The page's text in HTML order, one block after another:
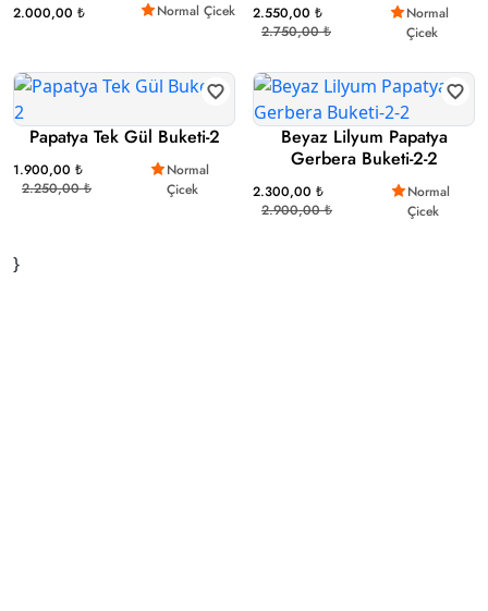
2.000,00 ₺ Normal Çicek
2.550,00 ₺
2.750,00 ₺
Normal
Çicek
Papatya Tek Gül Buketi-2
1.900,00 ₺
2.250,00 ₺
Normal
Çicek
Beyaz Lilyum Papatya
Gerbera Buketi-2-2
2.300,00 ₺
2.900,00 ₺
Normal
Çicek
}